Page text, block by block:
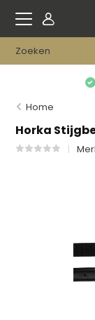
Home
Horka